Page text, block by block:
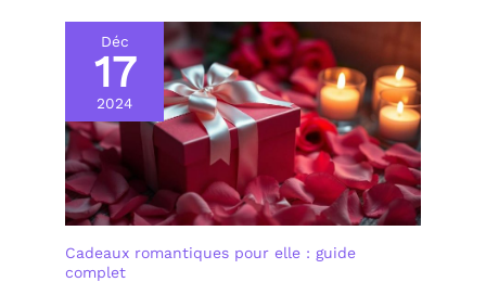
Déc
17
2024
Cadeaux romantiques pour elle : guide
complet